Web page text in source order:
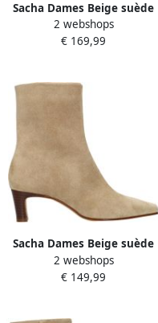
Sacha Dames Beige suède
enkellaarsjes met hak
2 webshops
€ 169,99
Sacha Dames Beige suède
enkellaarsjes met hak
2 webshops
€ 149,99